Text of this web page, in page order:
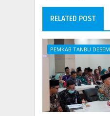
RELATED POST
PEMKAB TANBU